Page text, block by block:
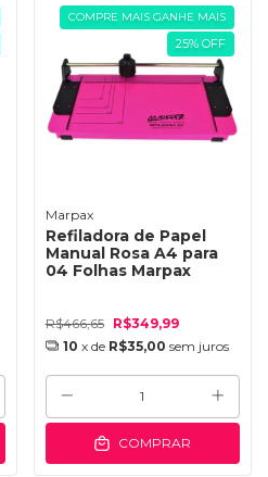
COMPRE MAIS GANHE MAIS
25% OFF
Marpax
Refiladora de Papel
Manual Rosa A4 para
04 Folhas Marpax
R$466,65
R$349,99
10 x de R$35,00 sem juros
COMPRAR